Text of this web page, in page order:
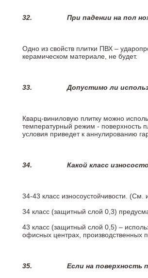
32. При падении на пол
Одно из свойств плитки ПВХ –
керамическом материале, не будет.
33.Допустимо ли
Кварц-виниловую плитку можно
температурный режим - поверхность
условия приведет к аннулированию
34. Какой класс
34-43 класс износоустойчивости. (См.
34 класс (защитный слой 0,3)
43 класс (защитный слой 0,5) –
офисных центрах, производственных
35. Если на поверхность